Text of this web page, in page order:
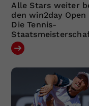
Alle Stars weiter
den win2day Open
Die Tennis-